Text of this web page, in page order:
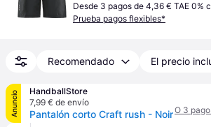
Desde 3 pagos de 4,36 € TAE 0%
Prueba pagos flexibles*
Recomendado El precio
Anuncio
HandballStore
7,99 € de envío
Pantalón corto Craft rush - NoirO 3